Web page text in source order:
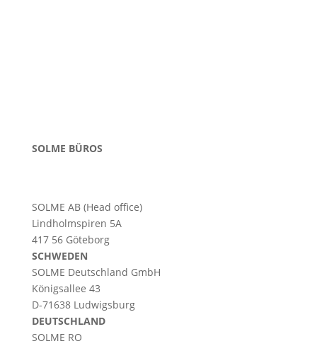
SOLME BÜROS
SOLME AB (Head office)
Lindholmspiren 5A
417 56 Göteborg
SCHWEDEN
SOLME Deutschland GmbH
Königsallee 43
D-71638 Ludwigsburg
DEUTSCHLAND
SOLME RO